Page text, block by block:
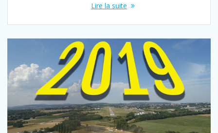
Lire la suite